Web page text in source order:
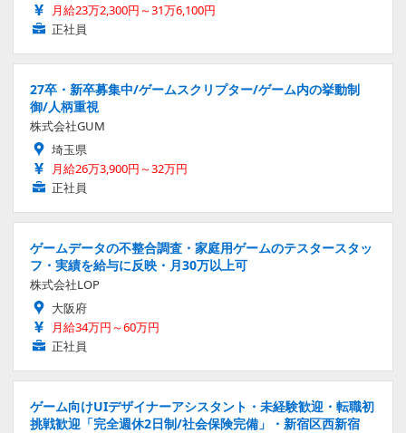
月給23万2,300円～31万6,100円
正社員
27卒・新卒募集中/ゲームスクリプター/ゲーム内の挙動制
御/人柄重視
株式会社GUM
埼玉県
月給26万3,900円～32万円
正社員
ゲームデータの不整合調査・家庭用ゲームのテスタースタッ
フ・実績を給与に反映・月30万以上可
株式会社LOP
大阪府
月給34万円～60万円
正社員
ゲーム向けUIデザイナーアシスタント・未経験歓迎・転職初
挑戦歓迎「完全週休2日制/社会保険完備」・新宿区西新宿